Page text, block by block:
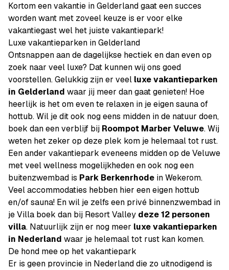
Kortom een vakantie in Gelderland gaat een succes
worden want met zoveel keuze is er voor elke
vakantiegast wel het juiste vakantiepark!
Luxe vakantieparken in Gelderland
Ontsnappen aan de dagelijkse hectiek en dan even op
zoek naar veel luxe? Dat kunnen wij ons goed
voorstellen. Gelukkig zijn er veel luxe vakantieparken
in Gelderland waar jij meer dan gaat genieten! Hoe
heerlijk is het om even te relaxen in je eigen sauna of
hottub. Wil je dit ook nog eens midden in de natuur doen,
boek dan een verblijf bij Roompot Marber Veluwe. Wij
weten het zeker op deze plek kom je helemaal tot rust.
Een ander vakantiepark eveneens midden op de Veluwe
met veel wellness mogelijkheden en ook nog een
buitenzwembad is Park Berkenrhode in Wekerom.
Veel accommodaties hebben hier een eigen hottub
en/of sauna! En wil je zelfs een privé binnenzwembad in
je Villa boek dan bij Resort Valley deze 12 personen
villa. Natuurlijk zijn er nog meer luxe vakantieparken
in Nederland waar je helemaal tot rust kan komen.
De hond mee op het vakantiepark
Er is geen provincie in Nederland die zo uitnodigend is